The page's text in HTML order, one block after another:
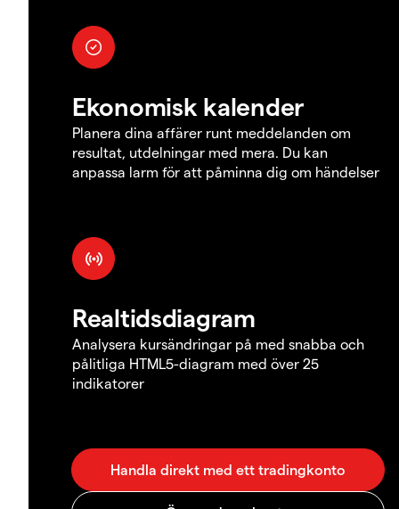
Ekonomisk kalender
Planera dina affärer runt meddelanden om
resultat, utdelningar med mera. Du kan
anpassa larm för att påminna dig om händelser
Realtidsdiagram
Analysera kursändringar på med snabba och
pålitliga HTML5-diagram med över 25
indikatorer